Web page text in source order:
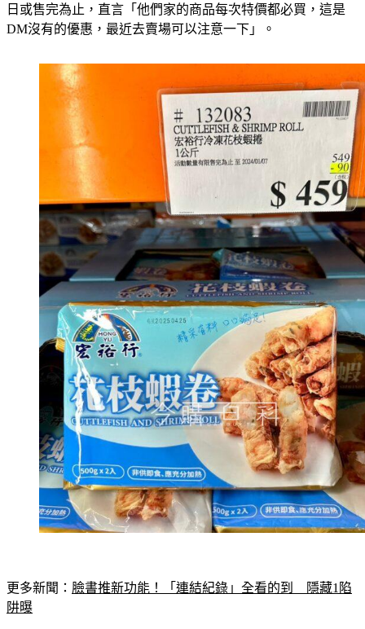
日或售完為止，直言「他們家的商品每次特價都必買，這是
DM沒有的優惠，最近去賣場可以注意一下」。
更多新聞： 臉書推新功能！「連結紀錄」全看的到　隱藏1陷
阱曝